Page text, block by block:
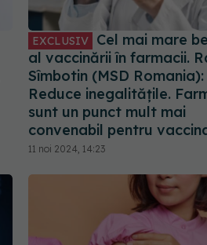
EXCLUSIV
Cel mai mare
al vaccinării în farmacii.
Sîmbotin (MSD Romania):
Reduce inegalitățile.
sunt un punct mult mai
convenabil pentru
11 noi 2024, 14:23